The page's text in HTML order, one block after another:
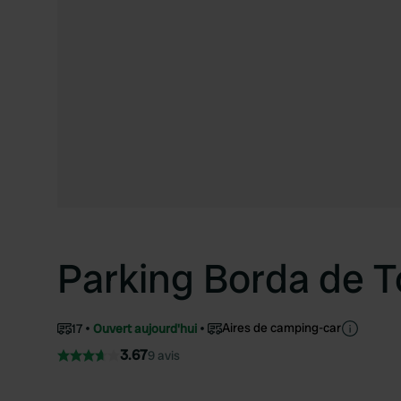
Parking Borda de
17 Ouvert aujourd'hui Aires de camping-car
3.679 avis